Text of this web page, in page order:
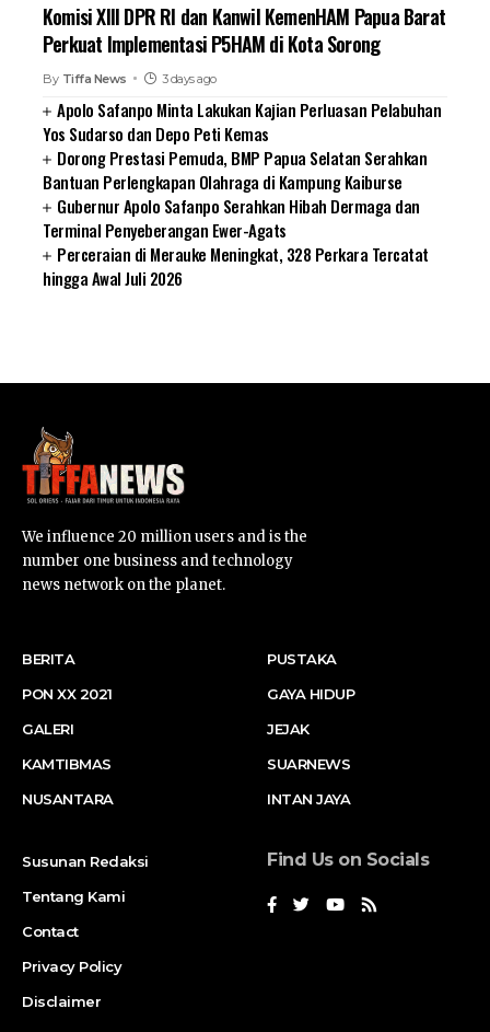
Komisi XIII DPR RI dan Kanwil KemenHAM Papua Barat
Perkuat Implementasi P5HAM di Kota Sorong
By Tiffa News 3 days ago
Apolo Safanpo Minta Lakukan Kajian Perluasan Pelabuhan
Yos Sudarso dan Depo Peti Kemas
Dorong Prestasi Pemuda, BMP Papua Selatan Serahkan
Bantuan Perlengkapan Olahraga di Kampung Kaiburse
Gubernur Apolo Safanpo Serahkan Hibah Dermaga dan
Terminal Penyeberangan Ewer-Agats
Perceraian di Merauke Meningkat, 328 Perkara Tercatat
hingga Awal Juli 2026
We influence 20 million users and is the
number one business and technology
news network on the planet.
BERITA
PON XX 2021
GALERI
KAMTIBMAS
NUSANTARA
PUSTAKA
GAYA HIDUP
JEJAK
SUARNEWS
INTAN JAYA
Susunan Redaksi
Tentang Kami
Contact
Privacy Policy
Disclaimer
Find Us on Socials